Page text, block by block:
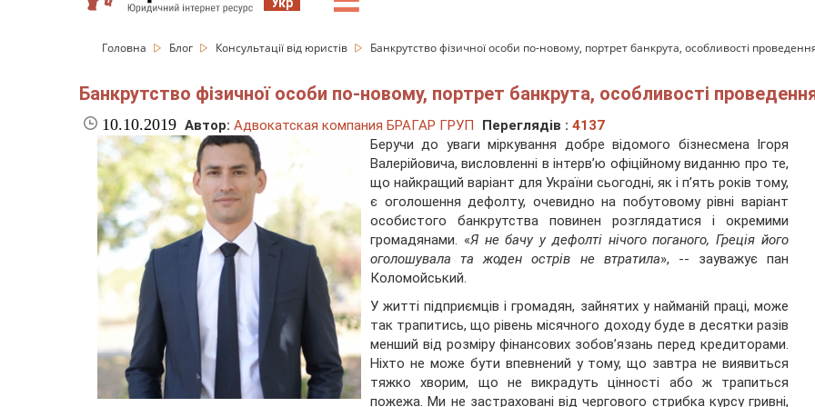
Головна Блог Консультації від юристів Банкрутство фізичної особи по-новому, портрет банкрута, особливості
Банкрутство фізичної особи по-новому, портрет банкрута, особливості
10.10.2019 Автор: Адвокатская компания БРАГАР ГРУП Переглядів : 4137
Беручи до уваги міркування добре відомого бізнесмена Ігоря
Валерійовича, висловленні в інтерв’ю офіційному виданню про те,
що найкращий варіант для України сьогодні, як і п’ять років тому,
є оголошення дефолту, очевидно на побутовому рівні варіант
особистого банкрутства повинен розглядатися і окремими
громадянами. «Я не бачу у дефолті нічого поганого, Греція його
оголошувала та жоден острів не втратила», -- зауважує пан
Коломойський.
У житті підприємців і громадян, зайнятих у найманій праці, може
так трапитись, що рівень місячного доходу буде в десятки разів
менший від розміру фінансових зобов’язань перед кредиторами.
Ніхто не може бути впевнений у тому, що завтра не виявиться
тяжко хворим, що не викрадуть цінності або ж трапиться
пожежа. Ми не застраховані від чергового стрибка курсу гривні,